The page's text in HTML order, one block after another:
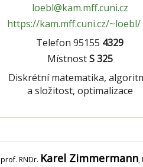
loebl@kam.mff.cuni.cz
https://kam.mff.cuni.cz/~loebl/
Telefon 95155 4329
MístnostS 325
Diskrétní matematika,
a složitost, optimalizace
prof. RNDr. Karel Zimmermann,